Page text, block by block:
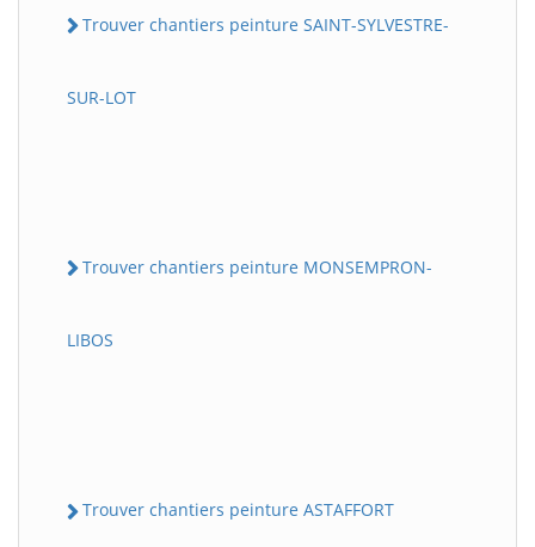
Trouver chantiers peinture SAINT-SYLVESTRE-
SUR-LOT
Trouver chantiers peinture MONSEMPRON-
LIBOS
Trouver chantiers peinture ASTAFFORT